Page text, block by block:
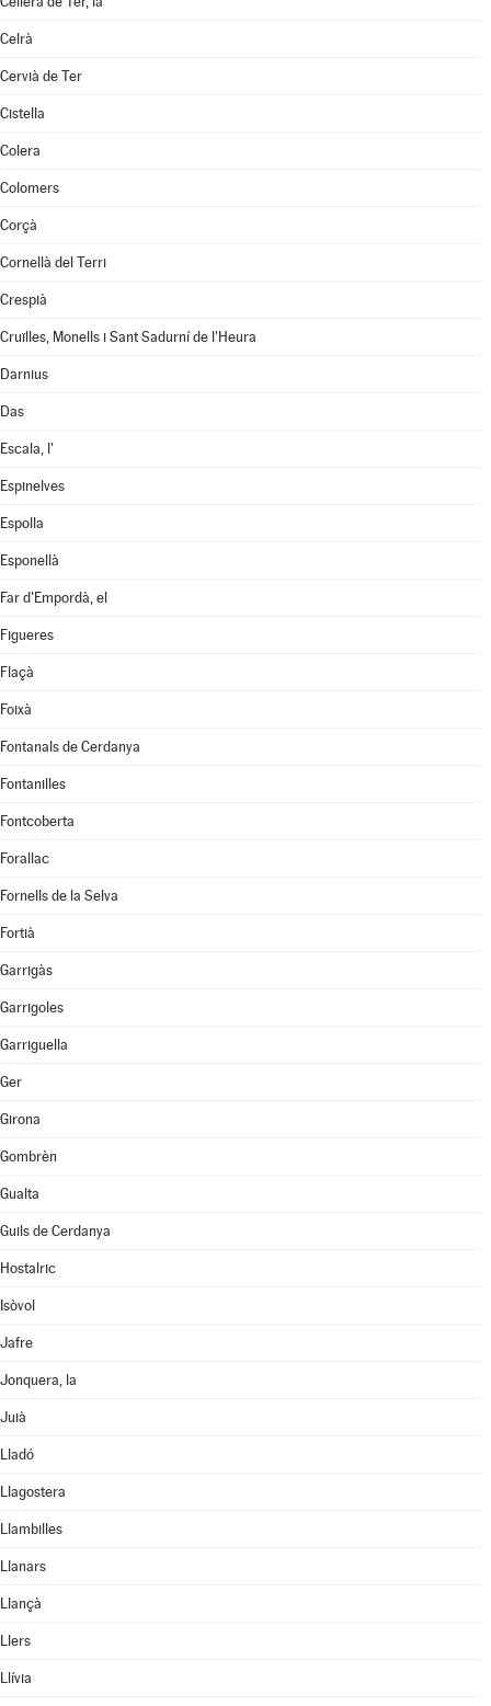
Celrà
Cervià de Ter
Cistella
Colera
Colomers
Corçà
Cornellà del Terri
Crespià
Cruïlles, Monells i Sant Sadurní de l'Heura
Darnius
Das
Escala, l'
Espinelves
Espolla
Esponellà
Far d'Empordà, el
Figueres
Flaçà
Foixà
Fontanals de Cerdanya
Fontanilles
Fontcoberta
Forallac
Fornells de la Selva
Fortià
Garrigàs
Garrigoles
Garriguella
Ger
Girona
Gombrèn
Gualta
Guils de Cerdanya
Hostalric
Isòvol
Jafre
Jonquera, la
Juià
Lladó
Llagostera
Llambilles
Llanars
Llançà
Llers
Llívia